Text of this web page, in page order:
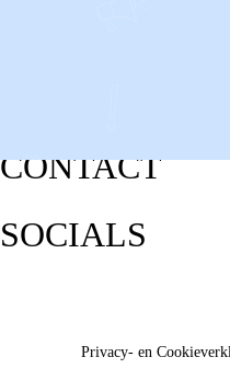
CONTACT
SOCIALS
Privacy- en